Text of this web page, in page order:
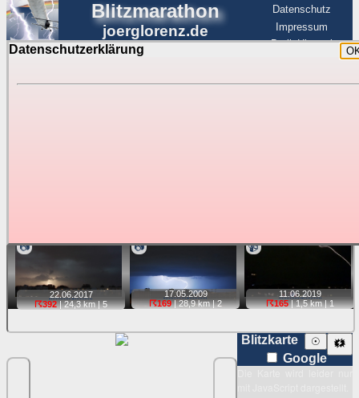
Datenschutzerklärung
Blitzmarathon
joerglorenz.de
Datenschutz
Impressum
BerlinHimmel
Blitzmarathon
Luftfahrt
📷
22.06. 2017
☈392| 24,3 km |5
📷
17.05. 2009
☈169| 28,9 km |2
📹
11.06.2019
☈165| 1,5 km |1
Blitzkarte 🗱
☉
Google